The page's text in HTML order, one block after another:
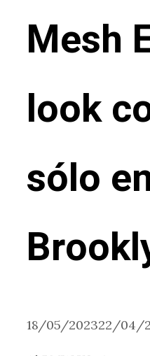
Mesh
look
sólo
18/05/202322/04/